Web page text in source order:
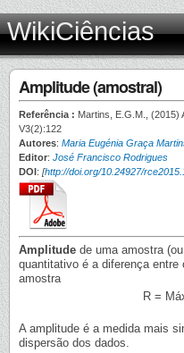
WikiCiências
Amplitude (amostral)
Referência : Martins, E.G.M., (2015)
V3(2):122
Autores: Maria Eugénia Graça
Editor: José Francisco Rodrigues
DOI: [http://doi.org/10.24927/
Amplitude de uma amostra
quantitativo é a diferença
amostra
R =
A amplitude é a medida mais
dispersão dos dados.